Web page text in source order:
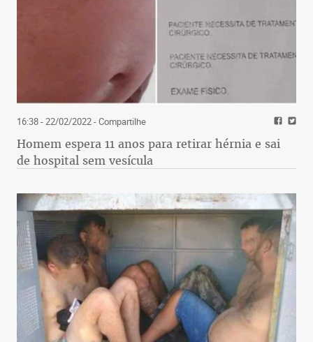
16:38 - 22/02/2022- Compartilhe
Homem espera 11 anos para retirar hérnia e sai
de hospital sem vesícula